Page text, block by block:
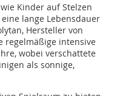
Kinder auf Stelzen
lange Lebensdauer
Hersteller von
regelmäßige intensive
wobei verschattete
als sonnige,